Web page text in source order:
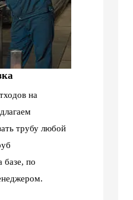
на
трубу любой
базе, по